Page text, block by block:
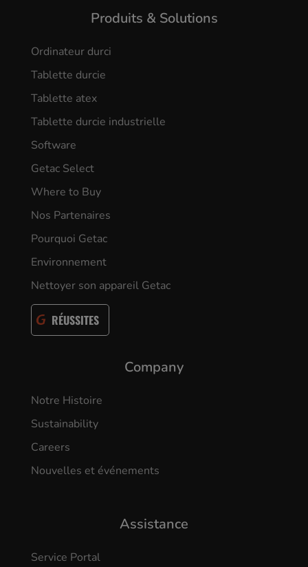
Produits & Solutions
Ordinateur durci
Tablette durcie
Tablette atex
Tablette durcie industrielle
Software
Getac Select
Where to Buy
Nos Partenaires
Pourquoi Getac
Environnement
Nettoyer son appareil Getac
RÉUSSITES
Company
Notre Histoire
Sustainability
Careers
Nouvelles et événements
Assistance
Service Portal